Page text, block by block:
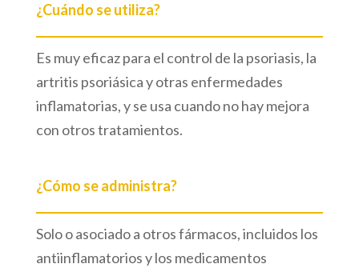
¿Cuándo se utiliza?
Es muy eficaz para el control de la psoriasis, la
artritis psoriásica y otras enfermedades
inflamatorias, y se usa cuando no hay mejora
con otros tratamientos.
¿Cómo se administra?
Solo o asociado a otros fármacos, incluidos los
antiinflamatorios y los medicamentos